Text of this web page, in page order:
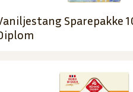
Sparepakke